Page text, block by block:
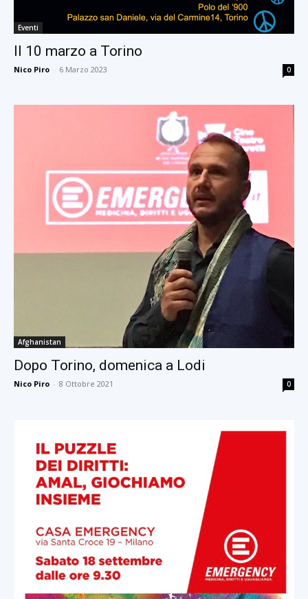
Eventi
Il 10 marzo a Torino
Nico Piro - 6 Marzo 2023 0
Afghanistan
Dopo Torino, domenica a Lodi
Nico Piro - 8 Ottobre 2021 0